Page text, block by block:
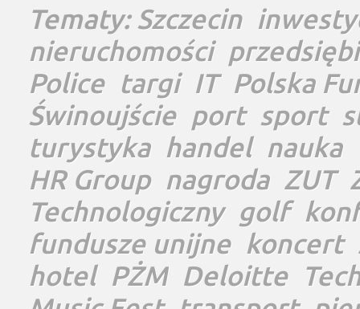
Tematy:Szczecin
nieruchomości
Police targi IT Polska
Świnoujście port sport
turystyka handel nauka
HR Group nagroda ZUT
Technologiczny golf
fundusze unijne koncert
hotel PŻM Deloitte